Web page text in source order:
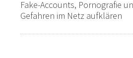
Fake-Accounts, Pornografie
Gefahren im Netz aufklären